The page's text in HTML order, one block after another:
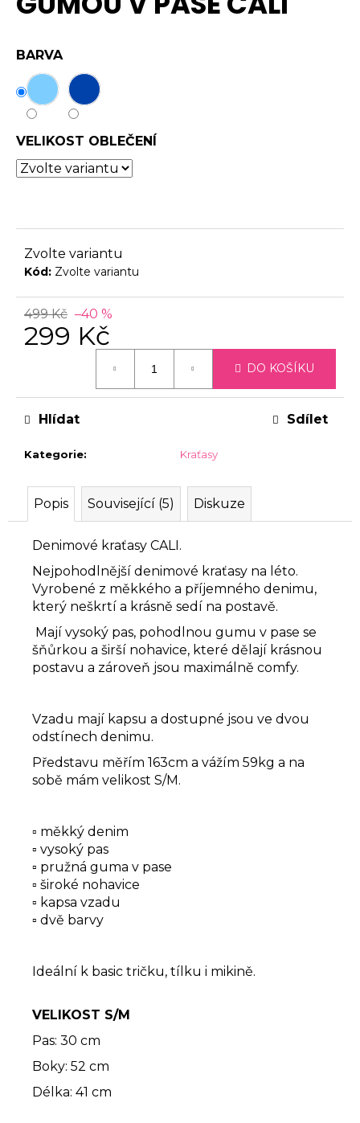
hvězdiček.
BARVA
VELIKOST OBLEČENÍ
Zvolte variantu
Kód: Zvolte variantu
499 Kč –40 %
299 Kč
DO KOŠÍKU
Kategorie: Kraťasy
Hlídat Sdílet
Popis Související (5) Diskuze
Denimové kraťasy CALI.
Nejpohodlnější denimové kraťasy na léto.
Vyrobené z měkkého a příjemného denimu,
který neškrtí a krásně sedí na postavě.
Mají vysoký pas, pohodlnou gumu v pase se
šňůrkou a širší nohavice, které dělají krásnou
postavu a zároveň jsou maximálně comfy.
Vzadu mají kapsu a dostupné jsou ve dvou
odstínech denimu.
Představu měřím 163cm a vážím 59kg a na
sobě mám velikost S/M.
▫️ měkký denim
▫️ vysoký pas
▫️ pružná guma v pase
▫️ široké nohavice
▫️ kapsa vzadu
▫️ dvě barvy
Ideální k basic tričku, tílku i mikině.
VELIKOST S/M
Pas: 30 cm
Boky: 52 cm
Délka: 41 cm
č
e
m
e